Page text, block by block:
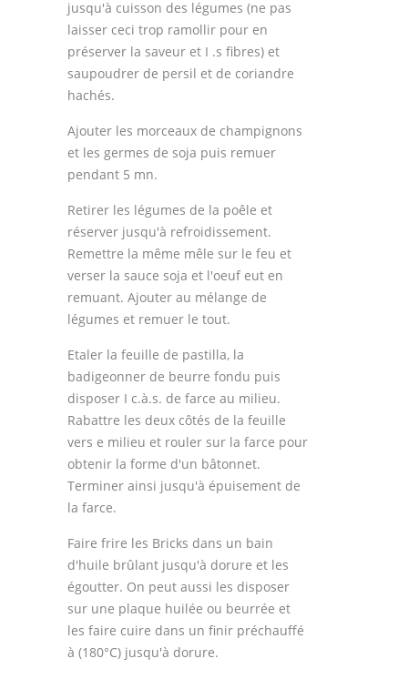
jusqu'à cuisson des légumes (ne pas
laisser ceci trop ramollir pour en
préserver la saveur et I .s fibres) et
saupoudrer de persil et de coriandre
hachés.
Ajouter les morceaux de champignons
et les germes de soja puis remuer
pendant 5 mn.
Retirer les légumes de la poêle et
réserver jusqu'à refroidissement.
Remettre la même mêle sur le feu et
verser la sauce soja et l'oeuf eut en
remuant. Ajouter au mélange de
légumes et remuer le tout.
Etaler la feuille de pastilla, la
badigeonner de beurre fondu puis
disposer I c.à.s. de farce au milieu.
Rabattre les deux côtés de la feuille
vers e milieu et rouler sur la farce pour
obtenir la forme d'un bâtonnet.
Terminer ainsi jusqu'à épuisement de
la farce.
Faire frire les Bricks dans un bain
d'huile brûlant jusqu'à dorure et les
égoutter. On peut aussi les disposer
sur une plaque huilée ou beurrée et
les faire cuire dans un finir préchauffé
à (180°C) jusqu'à dorure.